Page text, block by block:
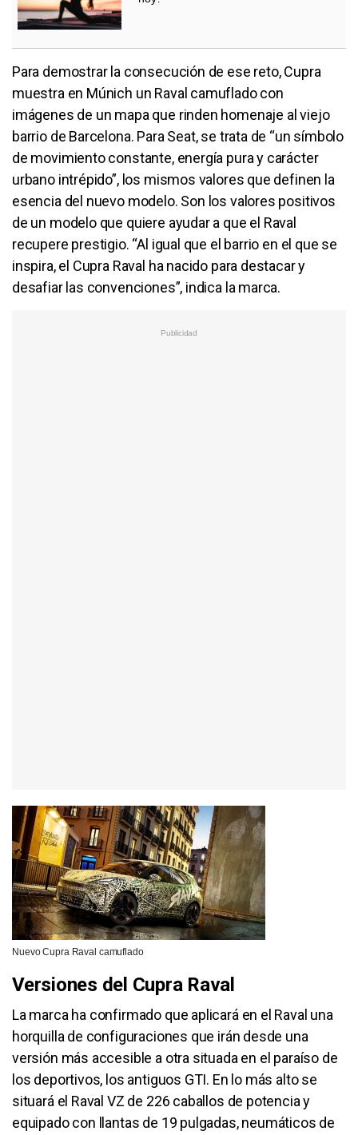
Para demostrar la consecución de ese reto, Cupra
muestra en Múnich un Raval camuflado con
imágenes de un mapa que rinden homenaje al viejo
barrio de Barcelona. Para Seat, se trata de “un símbolo
de movimiento constante, energía pura y carácter
urbano intrépido”, los mismos valores que definen la
esencia del nuevo modelo. Son los valores positivos
de un modelo que quiere ayudar a que el Raval
recupere prestigio. “Al igual que el barrio en el que se
inspira, el Cupra Raval ha nacido para destacar y
desafiar las convenciones”, indica la marca.
Nuevo Cupra Raval camuflado
Versiones del Cupra Raval
La marca ha confirmado que aplicará en el Raval una
horquilla de configuraciones que irán desde una
versión más accesible a otra situada en el paraíso de
los deportivos, los antiguos GTI. En lo más alto se
situará el Raval VZ de 226 caballos de potencia y
equipado con llantas de 19 pulgadas, neumáticos de